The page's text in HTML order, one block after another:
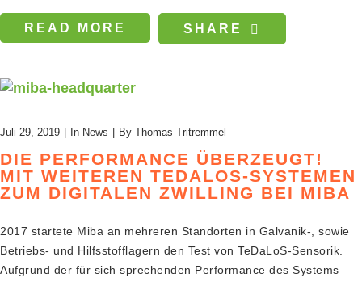
READ MORE SHARE
Juli 29, 2019 In News By Thomas Tritremmel
DIE PERFORMANCE ÜBERZEUGT!
MIT WEITEREN TEDALOS-SYSTEMEN
ZUM DIGITALEN ZWILLING BEI MIBA
2017 startete Miba an mehreren Standorten in Galvanik-, sowie
Betriebs- und Hilfsstofflagern den Test von TeDaLoS-Sensorik.
Aufgrund der für sich sprechenden Performance des Systems